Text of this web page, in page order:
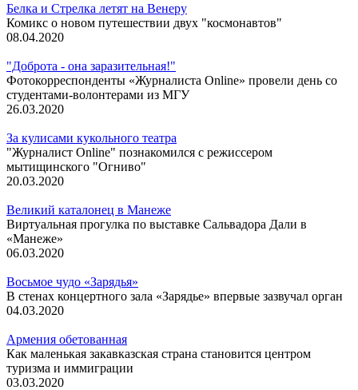
Белка и Стрелка летят на Венеру
Комикс о новом путешествии двух "космонавтов"
08.04.2020
"Доброта - она заразительная!"
Фотокорреспонденты «Журналиста Online» провели день со
студентами-волонтерами из МГУ
26.03.2020
За кулисами кукольного театра
"Журналист Online" познакомился с режиссером
мытищинского "Огниво"
20.03.2020
Великий каталонец в Манеже
Виртуальная прогулка по выставке Сальвадора Дали в
«Манеже»
06.03.2020
Восьмое чудо «Зарядья»
В стенах концертного зала «Зарядье» впервые зазвучал орган
04.03.2020
Армения обетованная
Как маленькая закавказская страна становится центром
туризма и иммиграции
03.03.2020